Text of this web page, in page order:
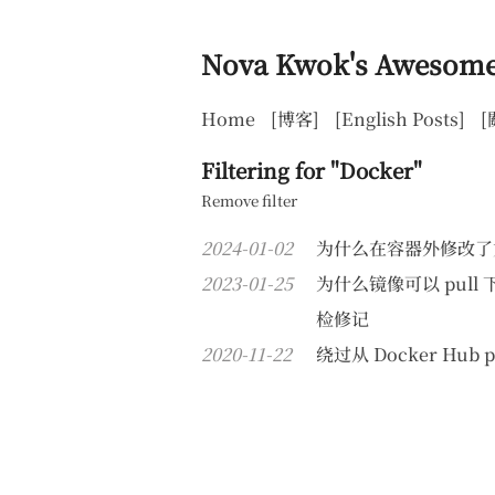
Nova Kwok's
Home [博客] [English Posts] [
Filtering for "Docker"
Remove filter
2024-01-02
为什么在容器外修改
2023-01-25
为什么镜像可以
检修记
2020-11-22
绕过从 Docker Hub